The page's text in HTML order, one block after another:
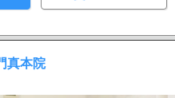
真本院